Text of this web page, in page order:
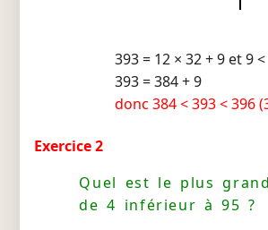
393 = 12 × 32 + 9 et 9
393 = 384 + 9
donc 384 < 393 < 396
Exercice 2
Quel est le plus
de 4 inférieur à 95 ?